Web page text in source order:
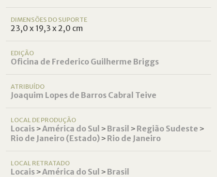
DIMENSÕES DO SUPORTE
23,0 x 19,3 x 2,0 cm
EDIÇÃO
Oficina de Frederico Guilherme Briggs
ATRIBUÍDO
Joaquim Lopes de Barros Cabral Teive
LOCAL DE PRODUÇÃO
Locais˃América do Sul ˃ Brasil ˃ Região Sudeste ˃
Rio de Janeiro (Estado)˃ Rio de Janeiro
LOCAL RETRATADO
Locais˃América do Sul ˃ Brasil